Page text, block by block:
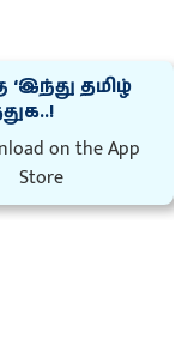
‘இந்து தமிழ்